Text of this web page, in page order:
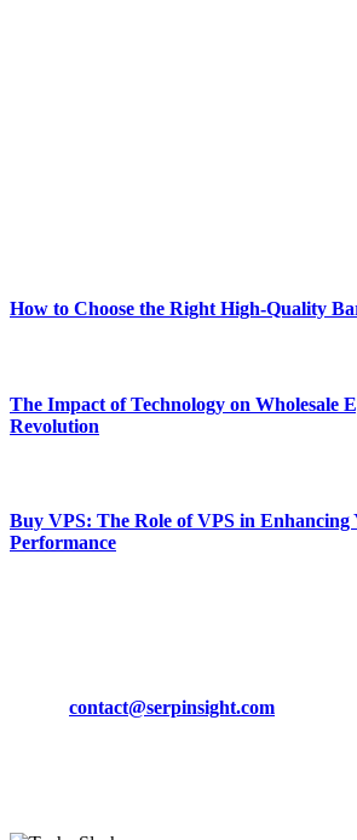
How to Choose the Right High-Quality
The Impact of Technology on Wholesale
Revolution
Buy VPS: The Role of VPS in Enhancing
Performance
contact@serpinsight.com